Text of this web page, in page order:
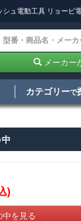
シュ電動工具 リョービ
メーカー
カテゴリーで
)
中を見る